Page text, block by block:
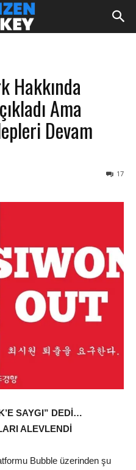
Hakkında
Ama
Devam
17
SAYGI” DEDİ…
ALEVLENDİ
Bubble üzerinden şu